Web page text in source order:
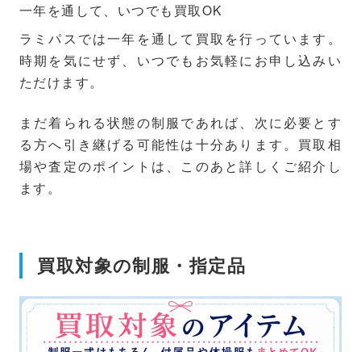
一年を通して、いつでも買取OK
ラミパスでは一年を通して買取を行っています。
時期を気にせず、いつでもお気軽にお申し込みい
ただけます。
まだ着られる状態の制服であれば、次に必要とす
る方へ引き継げる可能性は十分あります。買取相
場や査定のポイントは、このあと詳しくご紹介し
ます。
買取対象の制服・指定品